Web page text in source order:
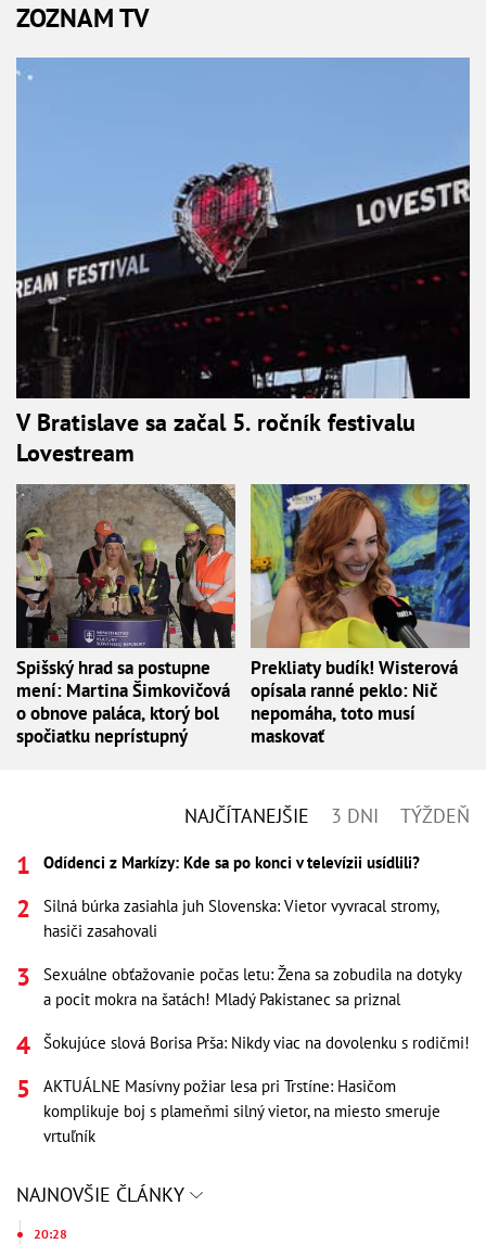
ZOZNAM TV
V Bratislave sa začal 5. ročník festivalu
Lovestream
Spišský hrad sa postupne
mení: Martina Šimkovičová
o obnove paláca, ktorý bol
spočiatku neprístupný
Prekliaty budík! Wisterová
opísala ranné peklo: Nič
nepomáha, toto musí
maskovať
NAJČÍTANEJŠIE 3 DNI TÝŽDEŇ
Odídenci z Markízy: Kde sa po konci v televízii usídlili?
Silná búrka zasiahla juh Slovenska: Vietor vyvracal stromy,
hasiči zasahovali
Sexuálne obťažovanie počas letu: Žena sa zobudila na dotyky
a pocit mokra na šatách! Mladý Pakistanec sa priznal
Šokujúce slová Borisa Prša: Nikdy viac na dovolenku s rodičmi!
AKTUÁLNE Masívny požiar lesa pri Trstíne: Hasičom
komplikuje boj s plameňmi silný vietor, na miesto smeruje
vrtuľník
NAJNOVŠIE ČLÁNKY
20:28